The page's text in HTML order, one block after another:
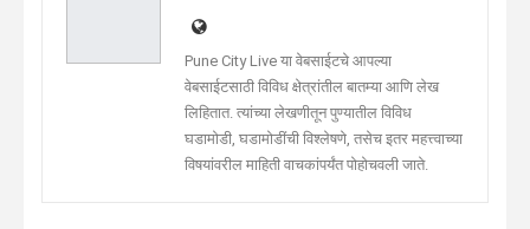
Pune City Live या वेबसाईटचे आपल्या
वेबसाईटसाठी विविध क्षेत्रांतील बातम्या आणि लेख
लिहितात. त्यांच्या लेखणीतून पुण्यातील विविध
घडामोडी, घडामोडींची विश्लेषणे, तसेच इतर महत्त्वाच्या
विषयांवरील माहिती वाचकांपर्यंत पोहोचवली जाते.